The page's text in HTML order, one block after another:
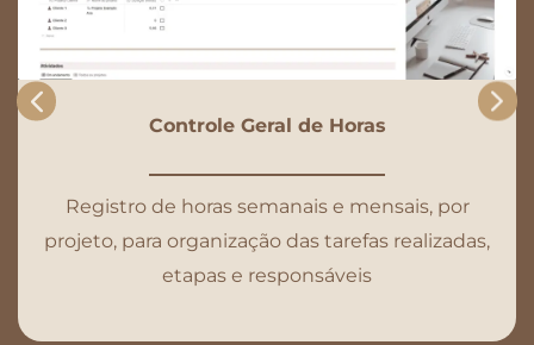
Controle Geral de Horas
Registro de horas semanais e mensais, por
projeto, para organização das tarefas realizadas,
etapas e responsáveis